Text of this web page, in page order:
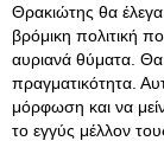
Θρακιώτης θα
βρόμικη πολιτική
αυριανά θύματα.
πραγματικότητα.
μόρφωση και να
το εγγύς μέλλον